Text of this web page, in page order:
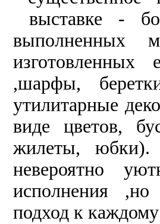
выставке -
выполненных
изготовленных
,шарфы,
утилитарные
виде цветов,
жилеты, юбки).
невероятно
исполнения
подход к